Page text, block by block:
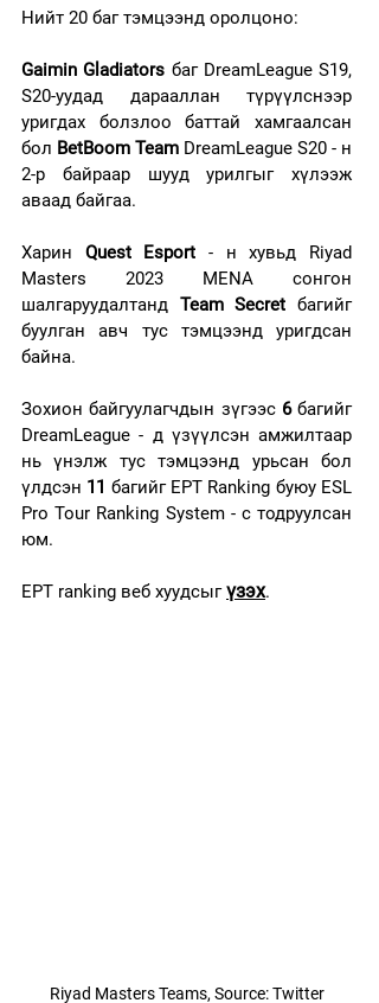
Нийт 20 баг тэмцээнд оролцоно:
Gaimin Gladiators баг DreamLeague S19,
S20-уудад дарааллан түрүүлснээр
уригдах болзлоо баттай хамгаалсан
бол BetBoom Team DreamLeague S20 - н
2-р байраар шууд урилгыг хүлээж
аваад байгаа.
Харин Quest Esport - н хувьд Riyad
Masters 2023 MENA сонгон
шалгаруудалтанд Team Secret багийг
буулган авч тус тэмцээнд уригдсан
байна.
Зохион байгуулагчдын зүгээс 6 багийг
DreamLeague - д үзүүлсэн амжилтаар
нь үнэлж тус тэмцээнд урьсан бол
үлдсэн 11 багийг EPT Ranking буюу ESL
Pro Tour Ranking System - с тодруулсан
юм.
EPT ranking веб хуудсыг үзэх.
Riyad Masters Teams, Source: Twitter